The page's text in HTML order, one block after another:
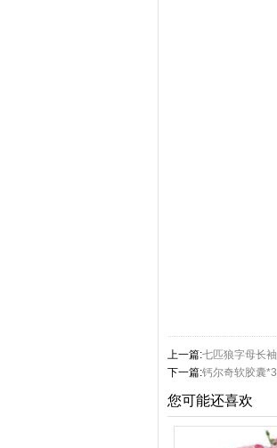
上一篇:七匹狼字母长
下一篇:钙尔奇软胶囊
您可能还喜欢